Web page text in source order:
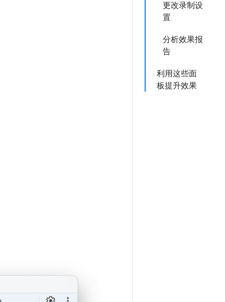
更改录制设
置
分析效果报
告
利用这些面
板提升效果